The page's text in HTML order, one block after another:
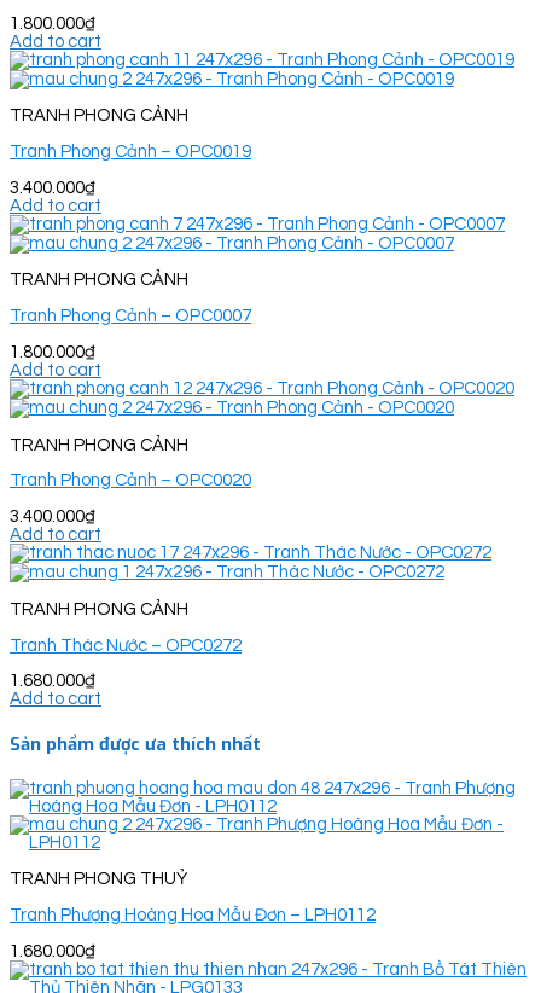
1.800.000₫
Add to cart
TRANH PHONG CẢNH
Tranh Phong Cảnh – OPC0019
3.400.000₫
Add to cart
TRANH PHONG CẢNH
Tranh Phong Cảnh – OPC0007
1.800.000₫
Add to cart
TRANH PHONG CẢNH
Tranh Phong Cảnh – OPC0020
3.400.000₫
Add to cart
TRANH PHONG CẢNH
Tranh Thác Nước – OPC0272
1.680.000₫
Add to cart
Sản phẩm được ưa thích nhất
TRANH PHONG THUỶ
Tranh Phượng Hoàng Hoa Mẫu Đơn – LPH0112
1.680.000₫